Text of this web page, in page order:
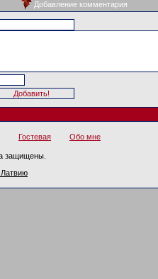
Добавление комментария
Гостевая Обо мне
защищены.